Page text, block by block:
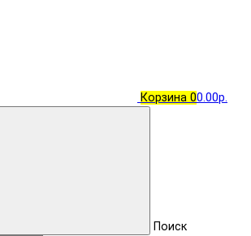
Корзина 00.00р.
Поиск